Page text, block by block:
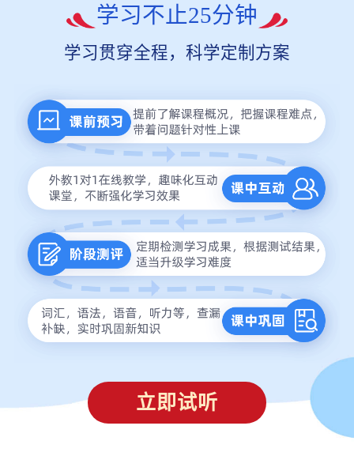
学习不止25分钟
学习贯穿全程，科学定制方案
立即试听